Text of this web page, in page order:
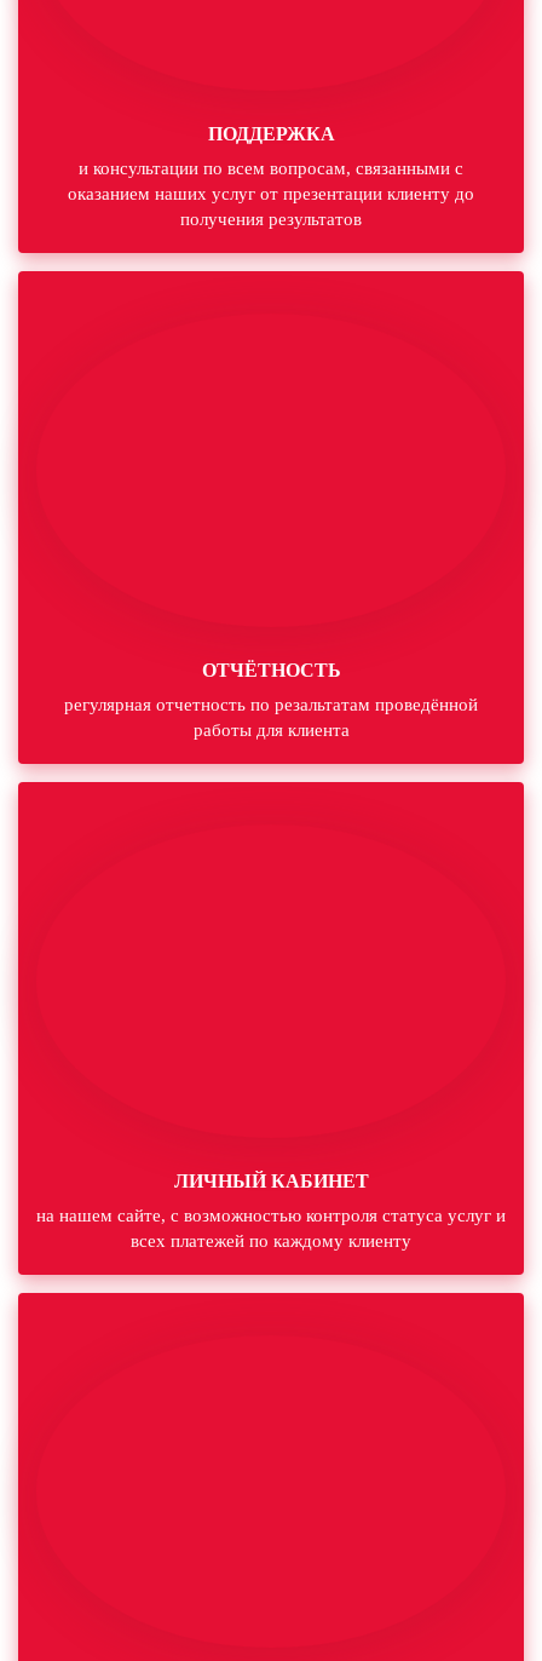
ПОДДЕРЖКА
и консультации по всем вопросам, связанными с
оказанием наших услуг от презентации клиенту до
получения результатов
ОТЧЁТНОСТЬ
регулярная отчетность по резальтатам проведённой
работы для клиента
ЛИЧНЫЙ КАБИНЕТ
на нашем сайте, с возможностью контроля статуса услуг и
всех платежей по каждому клиенту